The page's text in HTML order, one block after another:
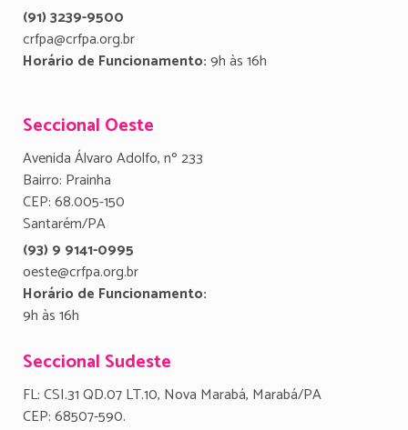
(91) 3239-9500
crfpa@crfpa.org.br
Horário de Funcionamento:9h às 16h
Seccional Oeste
Avenida Álvaro Adolfo, nº 233
Bairro: Prainha
CEP: 68.005-150
Santarém/PA
(93) 9 9141-0995
oeste@crfpa.org.br
Horário de Funcionamento:
9h às 16h
Seccional Sudeste
FL: CSI.31 QD.07 LT.10, Nova Marabá, Marabá/PA
CEP: 68507-590.